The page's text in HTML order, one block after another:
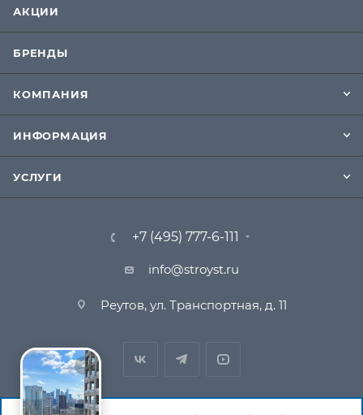
АКЦИИ
БРЕНДЫ
КОМПАНИЯ
ИНФОРМАЦИЯ
УСЛУГИ
+7 (495) 777-6-111
info@stroyst.ru
Реутов, ул. Транспортная, д. 11